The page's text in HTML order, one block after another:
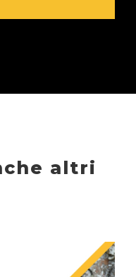
altri